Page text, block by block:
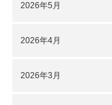
2026年5月
2026年4月
2026年3月